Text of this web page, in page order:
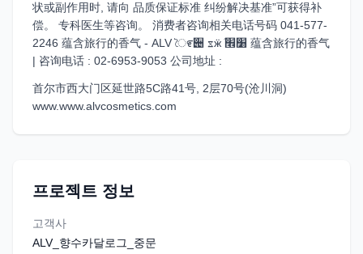
状或副作用时, 请向 品质保证标准 纠纷解决基准”可获得补
偿。 专科医生等咨询。 消费者咨询相关电话号码 041-577-
2246 蕴含旅行的香气 - ALV ৈ೯੄ ೱӝܳ ׸׮ 蕴含旅行的香气
| 咨询电话 : 02-6953-9053 公司地址 :
首尔市西大门区延世路5C路41号, 2层70号(沧川洞)
www.www.alvcosmetics.com
프로젝트 정보
고객사
ALV_향수카달로그_중문